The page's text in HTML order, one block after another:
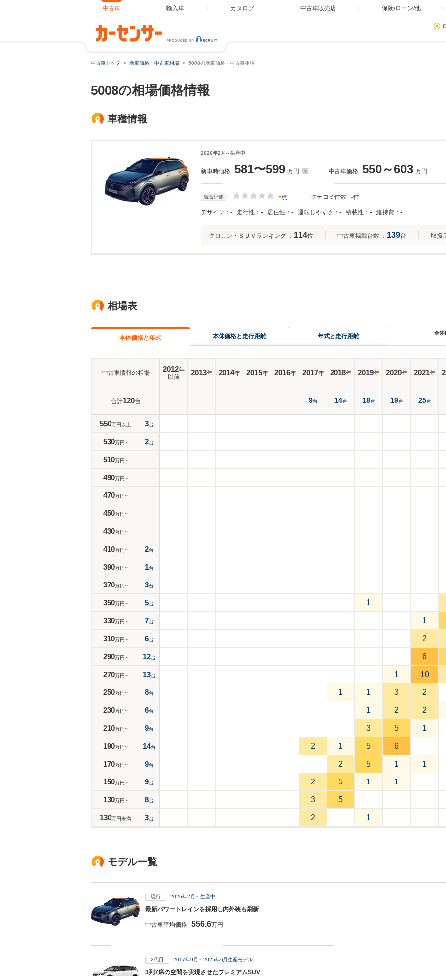
中古車 輸入車 カタログ 中古車販売店 保険/ローン/他
中古車トップ 新車価格・中古車相場 5008の新車価格・中古車相場
5008の相場価格情報
車種情報
2026年2月～生産中
新車時価格 581〜599 万円 中古車価格 550～603 万円
総合評価 -点 クチコミ件数 -件
デザイン： - 走行性： - 居住性： - 運転しやすさ： - 積載性： - 維持費： -
クロカン・ＳＵＶランキング ： 114位 中古車掲載台数 ： 139台 取扱
相場表
本体価格と年式 本体価格と走行距離 年式と走行距離 全体
中古車情報の相場 2012年
以前
2013年 2014年 2015年 2016年 2017年 2018年 2019年 2020年 2021年
合計120台 9台 14台 18台 19台 25台
550万円以上 3台
530万円~ 2台
510万円~
490万円~
470万円~
450万円~
430万円~
410万円~ 2台
390万円~ 1台
370万円~ 3台
350万円~ 5台 1
330万円~ 7台 1
310万円~ 6台 2
290万円~ 12台 6
270万円~ 13台 1 10
250万円~ 8台 1 1 3 2
230万円~ 6台 1 2 2
210万円~ 9台 3 5 1
190万円~ 14台 2 1 5 6
170万円~ 9台 2 5 1 1
150万円~ 9台 2 5 1 1
130万円~ 8台 3 5
130万円未満 3台 2 1
モデル一覧
現行 2026年2月～生産中
最新パワートレインを採用し内外装も刷新
中古車平均価格 556.6万円
2代目 2017年9月～2025年6月生産モデル
3列7席の空間を実現させたプレミアムSUV